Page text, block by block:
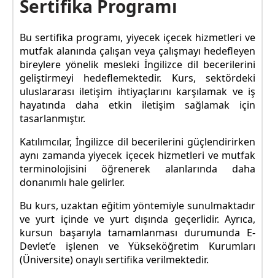
Sertifika Programı
Bu sertifika programı, yiyecek içecek hizmetleri ve
mutfak alanında çalışan veya çalışmayı hedefleyen
bireylere yönelik mesleki İngilizce dil becerilerini
geliştirmeyi hedeflemektedir. Kurs, sektördeki
uluslararası iletişim ihtiyaçlarını karşılamak ve iş
hayatında daha etkin iletişim sağlamak için
tasarlanmıştır.
Katılımcılar, İngilizce dil becerilerini güçlendirirken
aynı zamanda yiyecek içecek hizmetleri ve mutfak
terminolojisini öğrenerek alanlarında daha
donanımlı hale gelirler.
Bu kurs, uzaktan eğitim yöntemiyle sunulmaktadır
ve yurt içinde ve yurt dışında geçerlidir. Ayrıca,
kursun başarıyla tamamlanması durumunda E-
Devlet’e işlenen ve Yükseköğretim Kurumları
(Üniversite) onaylı sertifika verilmektedir.